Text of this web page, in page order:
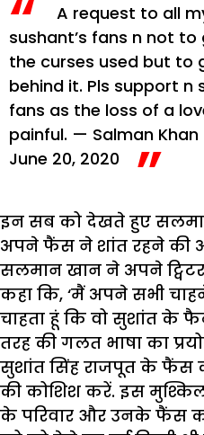
A request to all
sushant’s fans n not
the curses used but to
behind it. Pls support n
fans as the loss of a
painful. — Salman Khan
June 20, 2020
इन सब को देखते हुए
अपने फैंस ने शांत रहने की
सलमान खान ने अपने
कहा कि, ‘मैं अपने सभी
चाहता हूं कि वो सुशांत के
तरह की गलत भाषा का
सुशांत सिंह राजपूत के फैंस
की कोशिश करें. इस
के परिवार और उनके फैंस